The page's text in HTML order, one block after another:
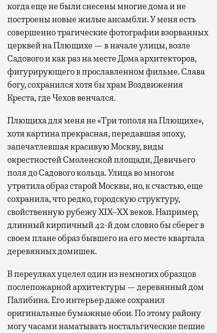
когда еще не были снесены многие дома и не
построены новые жилые ансамбли. У меня есть
совершенно трагические фотографии взорванных
церквей на Плющихе — в начале улицы, возле
Садового и как раз на месте Дома архитекторов,
фигурирующего в прославленном фильме. Слава
богу, сохранился хотя бы храм Воздвижения
Креста, где Чехов венчался.
Плющиха для меня не «Три тополя на Плющихе»,
хотя картина прекрасная, передавшая эпоху,
запечатлевшая красивую Москву, виды
окрестностей Смоленской площади, Девичьего
поля до Садового кольца. Улица во многом
утратила образ старой Москвы, но, к счастью, еще
сохранила, что редко, городскую структуру,
свойственную рубежу XIX–XX веков. Например,
длинный кирпичный 42-й дом словно бы сберег в
своем плане образ бывшего на его месте квартала
деревянных домишек.
В переулках уцелел один из немногих образцов
послепожарной архитектуры — деревянный дом
Палибина. Его интерьер даже сохранил
оригинальные бумажные обои. По этому району
могу часами наматывать ностальгические пешие